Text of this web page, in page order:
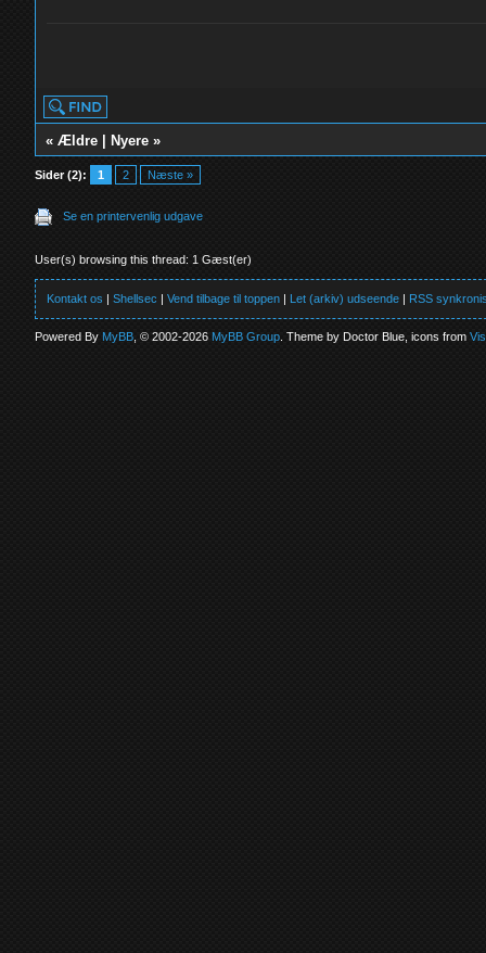
«Ældre Nyere »
Sider (2): 1 2 Næste »
Se en printervenlig udgave
User(s) browsing this thread: 1 Gæst(er)
Kontakt os |Shellsec |Vend tilbage til toppen | Let (arkiv) udseende | RSS
Powered ByMyBB , © 2002-2026MyBB Group . Theme by Doctor Blue, icons from